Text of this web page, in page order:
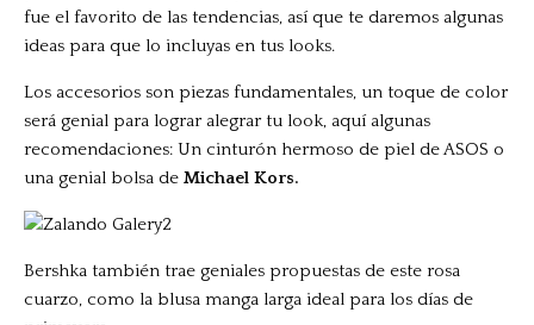
fue el favorito de las tendencias, así que te daremos algunas
ideas para que lo incluyas en tus looks.
Los accesorios son piezas fundamentales, un toque de color
será genial para lograr alegrar tu look, aquí algunas
recomendaciones: Un cinturón hermoso de piel de ASOS o
una genial bolsa de Michael Kors.
Bershka también trae geniales propuestas de este rosa
cuarzo, como la blusa manga larga ideal para los días de